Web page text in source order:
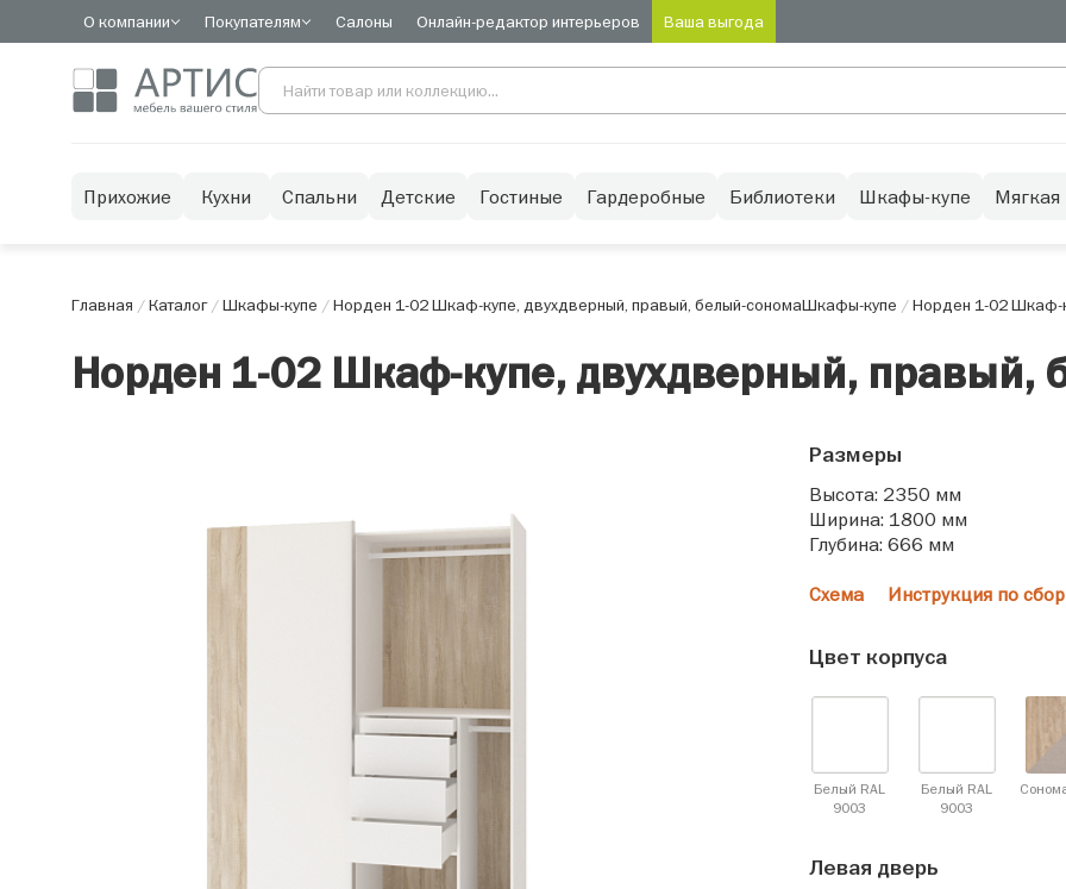
О компании Покупателям Салоны Онлайн-редактор интерьеров Ваша выгода
Прихожие Кухни Спальни Детские Гостиные Гардеробные Библиотеки Шкафы-купе Мягкая
Главная /Каталог/Шкафы-купе /Норден 1-02 Шкаф-купе, двухдверный, правый, белый-сономаШкафы-купе /Норден 1-02 Шкаф-
Норден 1-02 Шкаф-купе, двухдверный, правый,
Размеры
Высота: 2350 мм
Ширина: 1800 мм
Глубина: 666 мм
Схема Инструкция по
Цвет корпуса
Белый RAL
9003
Белый RAL
9003
Левая дверь